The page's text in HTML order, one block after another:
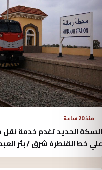
منذ 20 ساعة
السكة الحديد تقدم خدمة
علي خط القنطرة شرق / بئر العبد